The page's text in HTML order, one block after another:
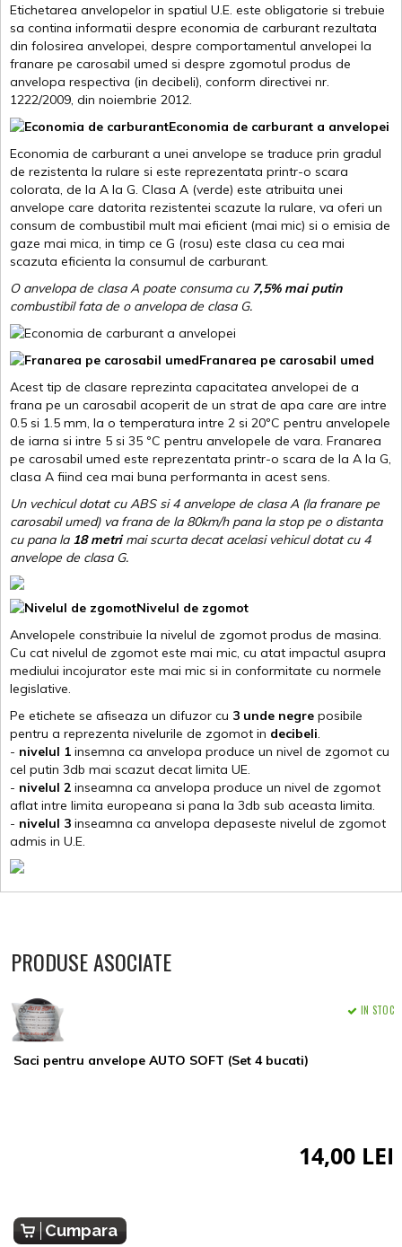
Etichetarea anvelopelor in spatiul U.E. este obligatorie si trebuie
sa contina informatii despre economia de carburant rezultata
din folosirea anvelopei, despre comportamentul anvelopei la
franare pe carosabil umed si despre zgomotul produs de
anvelopa respectiva (in decibeli), conform directivei nr.
1222/2009, din noiembrie 2012.
Economia de carburant a anvelopei
Economia de carburant a unei anvelope se traduce prin gradul
de rezistenta la rulare si este reprezentata printr-o scara
colorata, de la A la G. Clasa A (verde) este atribuita unei
anvelope care datorita rezistentei scazute la rulare, va oferi un
consum de combustibil mult mai eficient (mai mic) si o emisia de
gaze mai mica, in timp ce G (rosu) este clasa cu cea mai
scazuta eficienta la consumul de carburant.
O anvelopa de clasa A poate consuma cu 7,5% mai putin
combustibil fata de o anvelopa de clasa G.
Franarea pe carosabil umed
Acest tip de clasare reprezinta capacitatea anvelopei de a
frana pe un carosabil acoperit de un strat de apa care are intre
0.5 si 1.5 mm, la o temperatura intre 2 si 20ºC pentru anvelopele
de iarna si intre 5 si 35 ºC pentru anvelopele de vara. Franarea
pe carosabil umed este reprezentata printr-o scara de la A la G,
clasa A fiind cea mai buna performanta in acest sens.
Un vechicul dotat cu ABS si 4 anvelope de clasa A (la franare pe
carosabil umed) va frana de la 80km/h pana la stop pe o distanta
cu pana la 18 metrimai scurta decat acelasi vehicul dotat cu 4
anvelope de clasa G.
Nivelul de zgomot
Anvelopele constribuie la nivelul de zgomot produs de masina.
Cu cat nivelul de zgomot este mai mic, cu atat impactul asupra
mediului incojurator este mai mic si in conformitate cu normele
legislative.
Pe etichete se afiseaza un difuzor cu 3 unde negre posibile
pentru a reprezenta nivelurile de zgomot in decibeli
- nivelul 1 insemna ca anvelopa produce un nivel de zgomot cu
cel putin 3db mai scazut decat limita UE.
- nivelul 2 inseamna ca anvelopa produce un nivel de zgomot
aflat intre limita europeana si pana la 3db sub aceasta limita.
- nivelul 3 inseamna ca anvelopa depaseste nivelul de zgomot
admis in U.E.
PRODUSE ASOCIATE
Saci pentru anvelope AUTO SOFT (Set 4 bucati)
IN STOC
14,00 LEI
Cumpara